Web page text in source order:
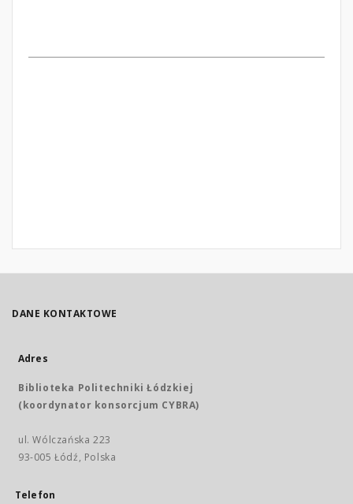
DANE KONTAKTOWE
Adres
Biblioteka Politechniki Łódzkiej
(koordynator konsorcjum CYBRA)
ul. Wólczańska 223
93-005 Łódź, Polska
Telefon